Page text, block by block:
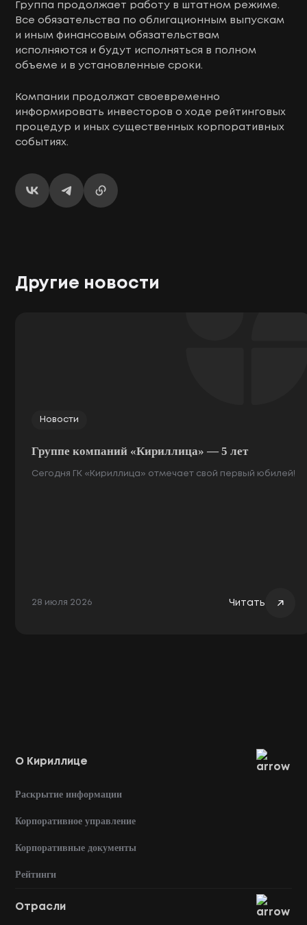
Группа продолжает работу в штатном режиме.
Все обязательства по облигационным выпускам
и иным финансовым обязательствам
исполняются и будут исполняться в полном
объеме и в установленные сроки.
Компании продолжат своевременно
информировать инвесторов о ходе рейтинговых
процедур и иных существенных корпоративных
событиях.
Другие новости
Новости
Группе компаний «Кириллица» — 5 лет
Сегодня ГК «Кириллица» отмечает свой первый юбилей!
28 июля 2026 Читать
О Кириллице
Раскрытие информации
Корпоративное управление
Корпоративные документы
Рейтинги
Отрасли
Ваше сообщение
успешно отправлено